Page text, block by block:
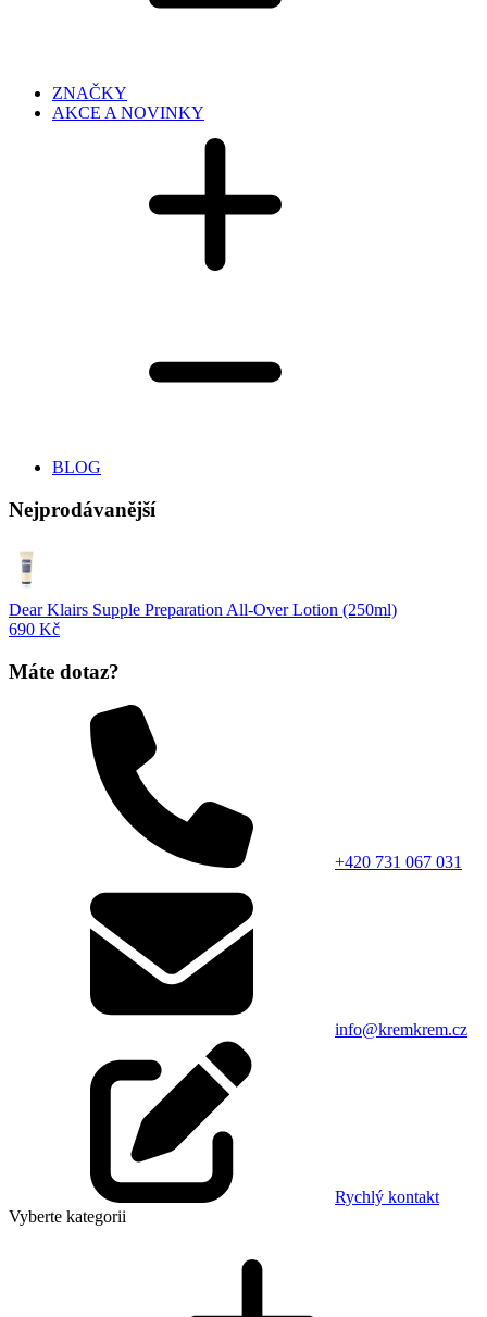
ZNAČKY
AKCE A NOVINKY
BLOG
Nejprodávanější
Dear Klairs Supple Preparation All-Over Lotion (250ml)
690 Kč
Máte dotaz?
+420 731 067 031
info@kremkrem.cz
Rychlý kontakt
Vyberte kategorii